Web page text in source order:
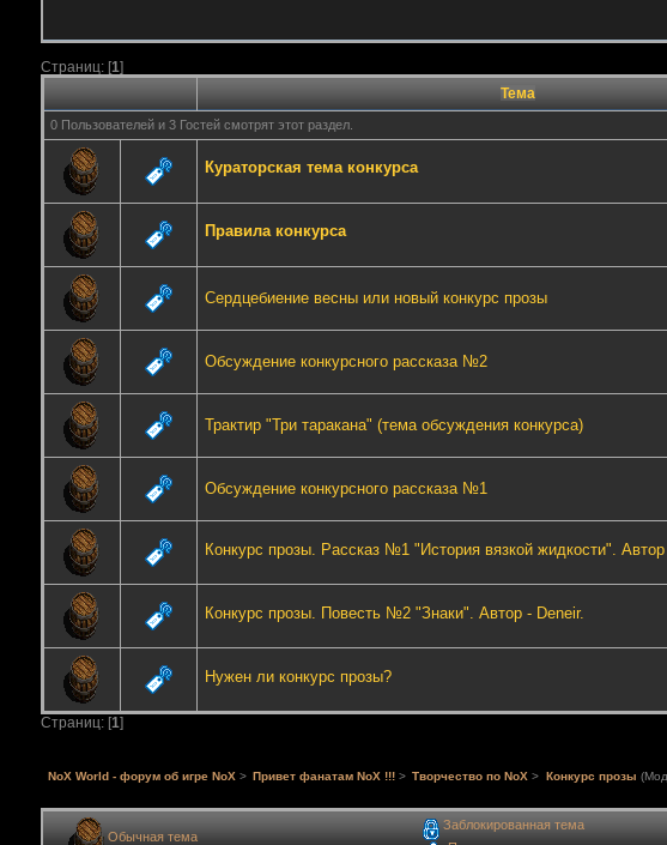
Страниц: [1]
Тема
0 Пользователей и 3 Гостей смотрят этот раздел.
Кураторская тема конкурса
Правила конкурса
Сердцебиение весны или новый конкурс прозы
Обсуждение конкурсного рассказа №2
Трактир "Три таракана" (тема обсуждения конкурса)
Обсуждение конкурсного рассказа №1
Конкурс прозы. Рассказ №1 "История вязкой жидкости".
Конкурс прозы. Повесть №2 "Знаки". Автор - Deneir.
Нужен ли конкурс прозы?
Страниц: [1]
NoX World - форум об игре NoX > Привет фанатам NoX !!! > Творчество по NoX > Конкурс прозы
Обычная тема
Заблокированная тема